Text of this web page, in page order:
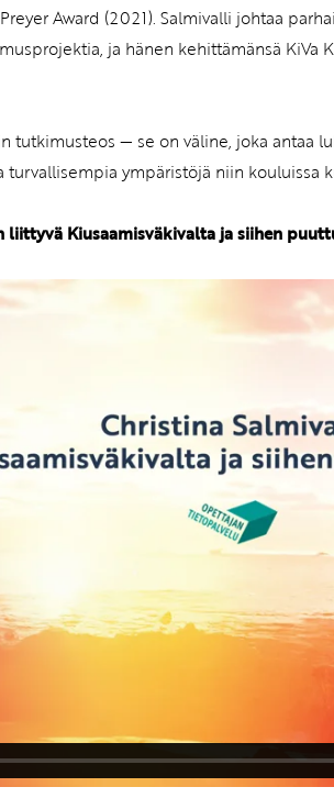
Award (2021). Salmivalli johtaa
ja hänen kehittämänsä KiVa
tutkimusteos — se on väline, joka antaa
turvallisempia ympäristöjä niin kouluissa
liittyvä Kiusaamisväkivalta ja siihen